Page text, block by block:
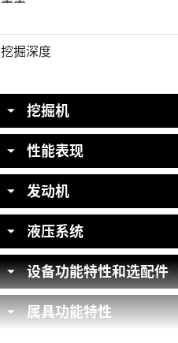
挖掘深度
挖掘机
性能表现
发动机
液压系统
设备功能特性和选配件
属具功能特性